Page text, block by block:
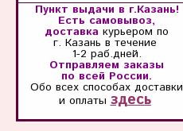
Пункт выдачи в г.Казань!
Есть самовывоз,
доставка курьером по
г. Казань в течение
1-2 раб.дней.
Отправляем заказы
по всей России.
Обо всех способахдоставки
и оплаты здесь